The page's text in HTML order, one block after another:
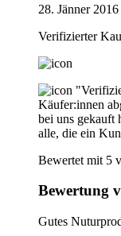
28. Jänner 2016
Verifizierter
Käufer:innen
bei uns gekauft
alle, die ein
Bewertet mit 5
Bewertung
Gutes